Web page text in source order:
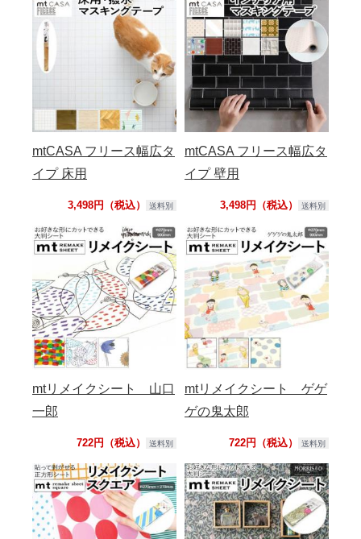
mtCASA フリース幅広タ
イプ 床用
3,498円（税込） 送料別
mtCASA フリース幅広タ
イプ 壁用
3,498円（税込） 送料別
mtリメイクシート 山口
一郎
722円（税込） 送料別
mtリメイクシート ゲゲ
ゲの鬼太郎
722円（税込） 送料別